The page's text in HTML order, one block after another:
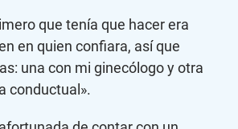
que tenía que hacer era
en quien confiara, así que
una con mi ginecólogo y otra
conductual».